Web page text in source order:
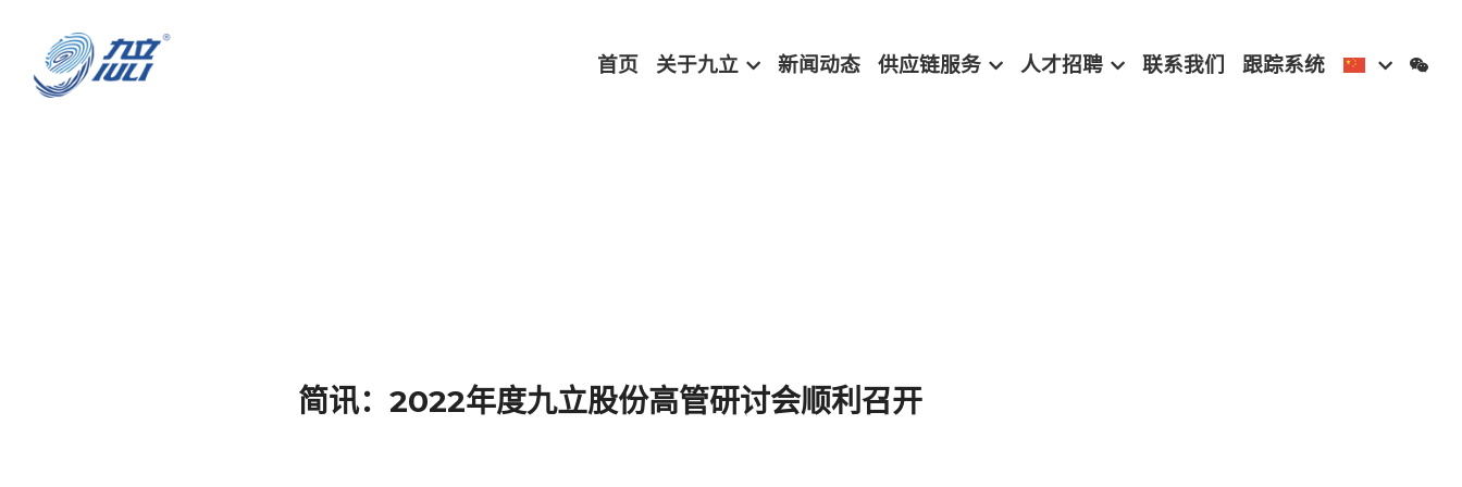
首页 关于九立 新闻动态 供应链服务 人才招聘 联系我们 跟踪系统
简讯：2022年度九立股份高管研讨会顺利召开